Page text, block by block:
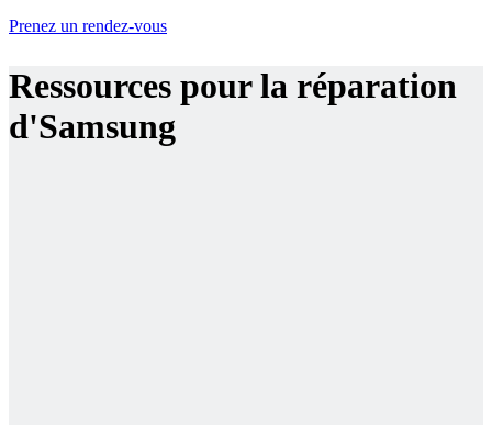
Prenez un rendez-vous
Ressources pour la réparation
d'Samsung